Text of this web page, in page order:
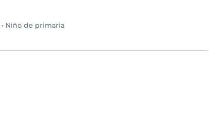
• Niño de primaria